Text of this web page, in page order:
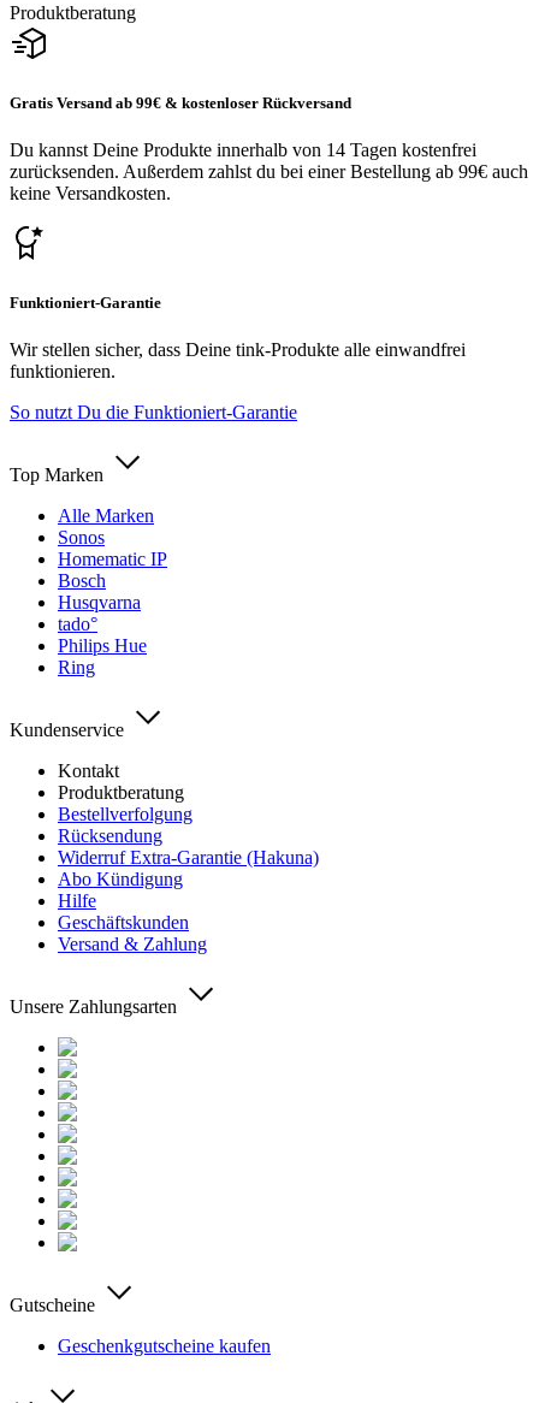
Produktberatung
Gratis Versand ab 99€ & kostenloser Rückversand
Du kannst Deine Produkte innerhalb von 14 Tagen kostenfrei
zurücksenden. Außerdem zahlst du bei einer Bestellung ab 99€ auch
keine Versandkosten.
Funktioniert-Garantie
Wir stellen sicher, dass Deine tink-Produkte alle einwandfrei
funktionieren.
So nutzt Du die Funktioniert-Garantie
Top Marken
Alle Marken
Sonos
Homematic IP
Bosch
Husqvarna
tado°
Philips Hue
Ring
Kundenservice
Kontakt
Produktberatung
Bestellverfolgung
Rücksendung
Widerruf Extra-Garantie (Hakuna)
Abo Kündigung
Hilfe
Geschäftskunden
Versand & Zahlung
Unsere Zahlungsarten
Gutscheine
Geschenkgutscheine kaufen